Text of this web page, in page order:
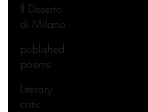
Il Deserto
di Milano
published
poems
Literary
critic